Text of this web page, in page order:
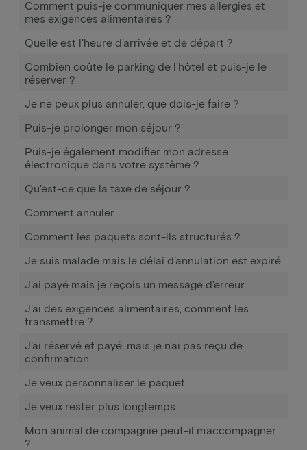
Comment puis-je communiquer mes allergies et
mes exigences alimentaires ?
Quelle est l'heure d'arrivée et de départ ?
Combien coûte le parking de l'hôtel et puis-je le
réserver ?
Je ne peux plus annuler, que dois-je faire ?
Puis-je prolonger mon séjour ?
Puis-je également modifier mon adresse
électronique dans votre système ?
Qu'est-ce que la taxe de séjour ?
Comment annuler
Comment les paquets sont-ils structurés ?
Je suis malade mais le délai d'annulation est expiré
J'ai payé mais je reçois un message d'erreur
J'ai des exigences alimentaires, comment les
transmettre ?
J'ai réservé et payé, mais je n'ai pas reçu de
confirmation.
Je veux personnaliser le paquet
Je veux rester plus longtemps
Mon animal de compagnie peut-il m'accompagner
?